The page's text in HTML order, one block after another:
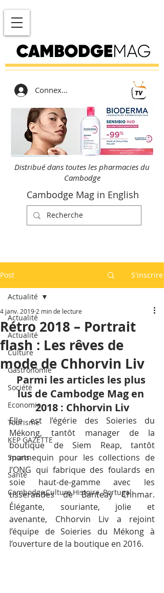
Connexion
Distribué dans toutes les pharmacies du
Cambodge
Cambodge Mag in English
Post S'inscrire
Actualité
Actualité
Culture
Gastronomie
Société
Economie
Tourisme
KEP GAZETTE
Sports
Santé
Cambodge,Culture,Histoire, Portugal
Actualité
Rétro 2018 – Portrait
flash : Les rêves de
mode de Chhorvin Liv
4 janv. 2019 2 min de lecture
Parmi les articles les plus
lus de Cambodge Mag en
2018 : Chhorvin Liv
Elle est l’égérie des Soieries du
Mékong, tantôt manager de la
boutique de Siem Reap, tantôt
mannequin pour les collections de
l’ONG qui fabrique des foulards en
soie haut-de-gamme avec les
tisserandes de Banteay Chhmar.
Élégante, souriante, jolie et
avenante, Chhorvin Liv a rejoint
l’équipe de Soieries du Mékong à
l’ouverture de la boutique en 2016.